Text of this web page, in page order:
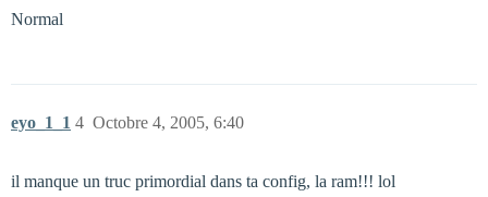
Normal
eyo_1_1 Octobre 4, 2005, 6:40
4
il manque un truc primordial dans ta config, la ram!!! lol